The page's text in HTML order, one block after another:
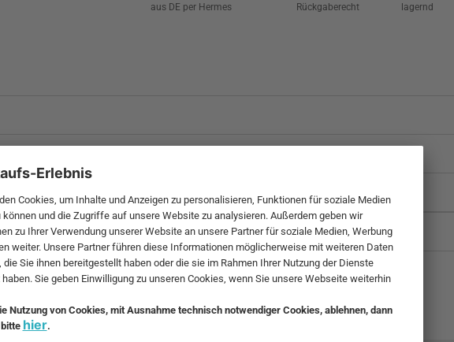
aus DE per Hermes
Rückgaberecht
lagernd